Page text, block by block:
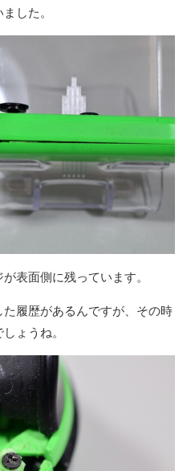
した。
表面側に残っています。
履歴があるんですが、その時
ょうね。